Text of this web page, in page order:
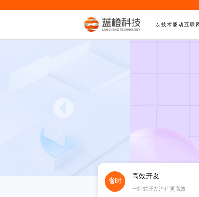
以技术驱动互联
省时
高效开发
一站式开发流程更高效